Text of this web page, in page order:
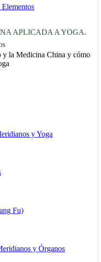
APLICADA A YOGA.
y la Medicina China y cómo
y Yoga
Fu)
y Órganos